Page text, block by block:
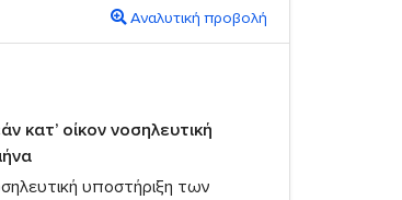
Αναλυτική προβολή
κατ’ οίκον νοσηλευτική
υποστήριξη των